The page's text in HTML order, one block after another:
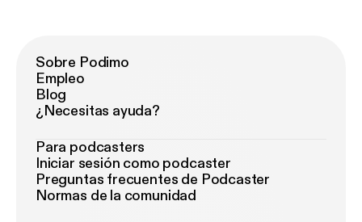
Sobre Podimo
Empleo
Blog
¿Necesitas ayuda?
Para podcasters
Iniciar sesión como podcaster
Preguntas frecuentes de Podcaster
Normas de la comunidad